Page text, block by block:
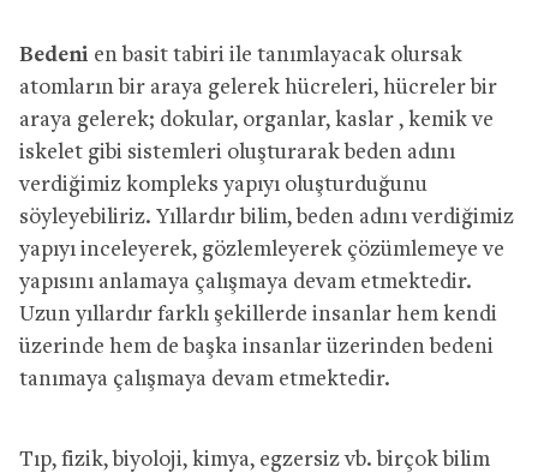
Bedeni en basit tabiri ile tanımlayacak olursak
atomların bir araya gelerek hücreleri, hücreler bir
araya gelerek; dokular, organlar, kaslar , kemik ve
iskelet gibi sistemleri oluşturarak beden adını
verdiğimiz kompleks yapıyı oluşturduğunu
söyleyebiliriz. Yıllardır bilim, beden adını verdiğimiz
yapıyı inceleyerek, gözlemleyerek çözümlemeye ve
yapısını anlamaya çalışmaya devam etmektedir.
Uzun yıllardır farklı şekillerde insanlar hem kendi
üzerinde hem de başka insanlar üzerinden bedeni
tanımaya çalışmaya devam etmektedir.
Tıp, fizik, biyoloji, kimya, egzersiz vb. birçok bilim